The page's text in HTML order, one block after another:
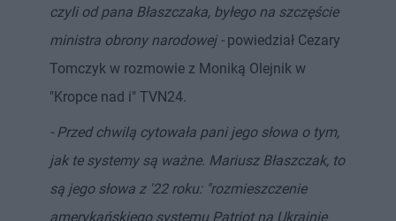
czyli od pana Błaszczaka, byłego na szczęście
ministra obrony narodowej -powiedział Cezary
Tomczyk w rozmowie z Moniką Olejnik w
"Kropce nad i" TVN24.
- Przed chwilą cytowała pani jego słowa o tym,
jak te systemy są ważne. Mariusz Błaszczak, to
są jego słowa z '22 roku: "rozmieszczenie
amerykańskiego systemu Patriot na Ukrainie